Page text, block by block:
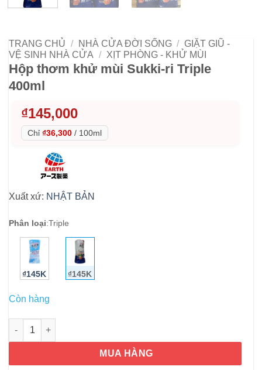
TRANG CHỦ / NHÀ CỬA ĐỜI SỐNG / GIẶT GIŨ -
VỆ SINH NHÀ CỬA / XỊT PHÒNG - KHỬ MÙI
Hộp thơm khử mùi Sukki-ri Triple
400ml
₫145,000
Chỉ ₫36,300 / 100ml
Xuất xứ: NHẬT BẢN
Phân loại:Triple
₫145K ₫145K
Còn hàng
Hộp thơm khử mùi Sukki-ri Triple 400ml số lượng
MUA HÀNG